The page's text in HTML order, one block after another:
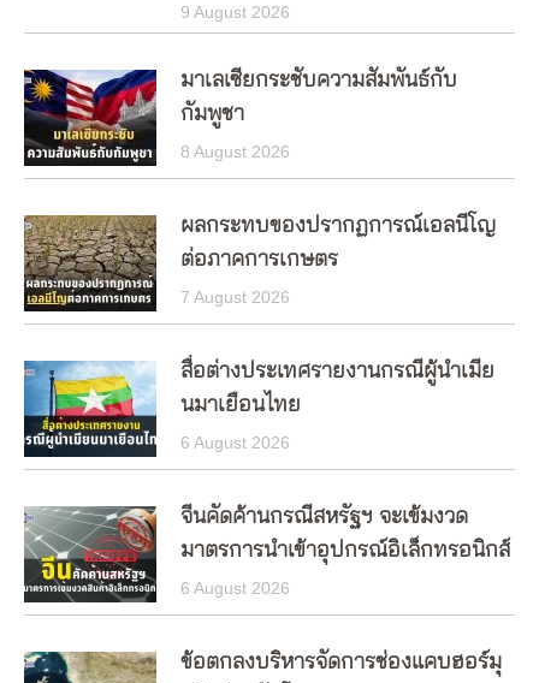
9 August 2026
มาเลเซียกระชับความสัมพันธ์กับ
กัมพูชา
8 August 2026
ผลกระทบของปรากฏการณ์เอลนีโญ
ต่อภาคการเกษตร
7 August 2026
สื่อต่างประเทศรายงานกรณีผู้นำเมีย
นมาเยือนไทย
6 August 2026
จีนคัดค้านกรณีสหรัฐฯ จะเข้มงวด
มาตรการนำเข้าอุปกรณ์อิเล็กทรอนิกส์
6 August 2026
ข้อตกลงบริหารจัดการช่องแคบฮอร์มุ